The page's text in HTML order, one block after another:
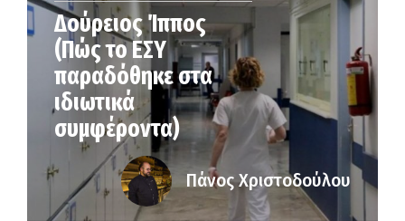
Δούρειος Ίππος
(Πώς το ΕΣΥ
παραδόθηκε στα
ιδιωτικά
συμφέροντα)
Πάνος Χριστοδούλου